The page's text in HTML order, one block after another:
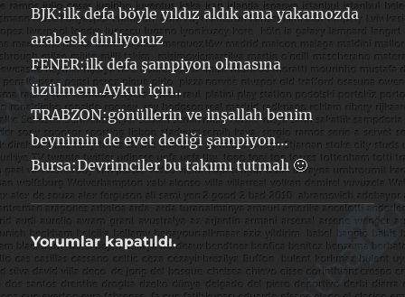
BJK:ilk defa böyle yıldız aldık ama yakamozda
arabesk dinliyoruz
FENER:ilk defa şampiyon olmasına
üzülmem.Aykut için..
TRABZON:gönüllerin ve inşallah benim
beynimin de evet dediği şampiyon…
Bursa:Devrimciler bu takımı tutmalı 🙂
Yorumlar kapatıldı.